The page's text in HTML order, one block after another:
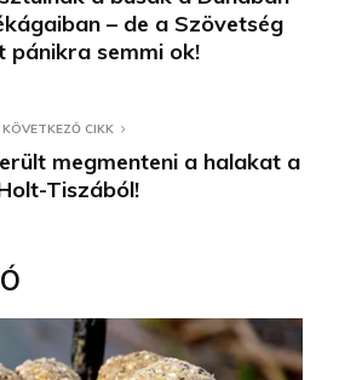
– de a Szövetség
pánikra semmi ok!
KÖVETKEZŐ CIKK
megmenteni a halakat a
Tiszából!